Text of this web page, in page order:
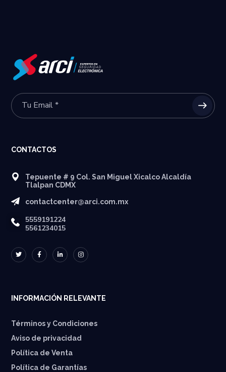
CONTACTOS
Tepuente # 9 Col. San Miguel Xicalco Alcaldía
Tlalpan CDMX
contactcenter@arci.com.mx
5559191224
5561234015
INFORMACIÓN RELEVANTE
Términos y Condiciones
Aviso de privacidad
Política de Venta
Política de Garantías